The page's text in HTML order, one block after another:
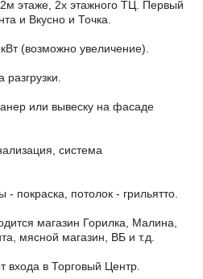
этаже, 2х этажного ТЦ. Первый
и Вкусно и Точка.
(возможно увеличение).
или вывеску на фасаде
система
- покраска, потолок - грильятто.
магазин Горилка, Малина,
мясной магазин, ВБ и т.д.
входа в Торговый Центр.